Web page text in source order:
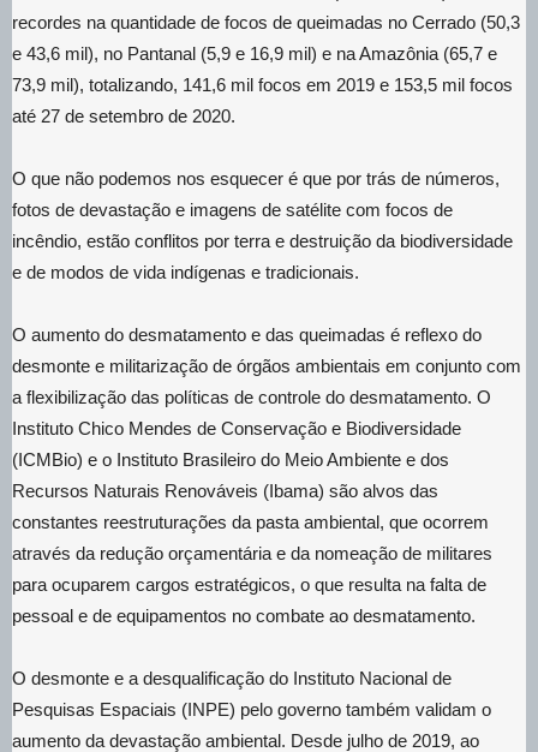
recordes na quantidade de focos de queimadas no Cerrado (50,3
e 43,6 mil), no Pantanal (5,9 e 16,9 mil) e na Amazônia (65,7 e
73,9 mil), totalizando, 141,6 mil focos em 2019 e 153,5 mil focos
até 27 de setembro de 2020.
O que não podemos nos esquecer é que por trás de números,
fotos de devastação e imagens de satélite com focos de
incêndio, estão conflitos por terra e destruição da biodiversidade
e de modos de vida indígenas e tradicionais.
O aumento do desmatamento e das queimadas é reflexo do
desmonte e militarização de órgãos ambientais em conjunto com
a flexibilização das políticas de controle do desmatamento. O
Instituto Chico Mendes de Conservação e Biodiversidade
(ICMBio) e o Instituto Brasileiro do Meio Ambiente e dos
Recursos Naturais Renováveis (Ibama) são alvos das
constantes reestruturações da pasta ambiental, que ocorrem
através da redução orçamentária e da nomeação de militares
para ocuparem cargos estratégicos, o que resulta na falta de
pessoal e de equipamentos no combate ao desmatamento.
O desmonte e a desqualificação do Instituto Nacional de
Pesquisas Espaciais (INPE) pelo governo também validam o
aumento da devastação ambiental. Desde julho de 2019, ao